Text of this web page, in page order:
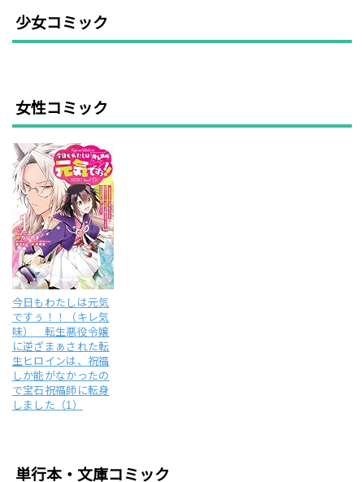
少女コミック
女性コミック
今日もわたしは元気
ですぅ！！（キレ気
味） 転生悪役令嬢
に逆ざまぁされた転
生ヒロインは、祝福
しか能がなかったの
で宝石祝福師に転身
しました（1）
単行本・文庫コミック